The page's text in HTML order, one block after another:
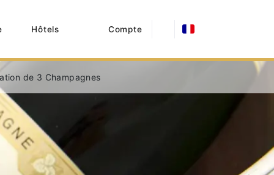
Hôtels Compte
de 3 Champagnes